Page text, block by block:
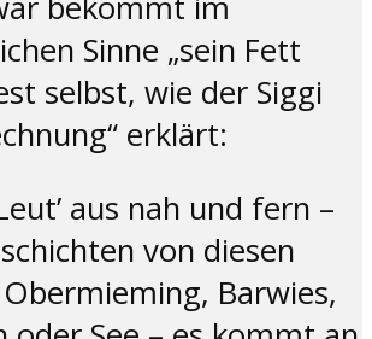
Sinne „sein Fett
selbst, wie der Siggi
erklärt:
aus nah und fern –
von diesen
Barwies,